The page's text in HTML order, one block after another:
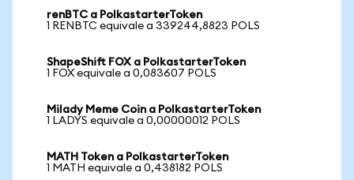
renBTC a PolkastarterToken
1 RENBTC equivale a 339244,8823 POLS
ShapeShift FOX a PolkastarterToken
1 FOX equivale a 0,083607 POLS
Milady Meme Coin a PolkastarterToken
1 LADYS equivale a 0,00000012 POLS
MATH Token a PolkastarterToken
1 MATH equivale a 0,438182 POLS